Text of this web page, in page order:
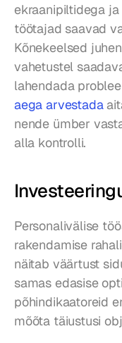
ekraanipiltidega
töötajad saavad
Kõnekeelsed
vahetustel
lahendada
aega arvestada
nende ümber
alla kontrolli.
Personalivälise
rakendamise
näitab väärtust
samas edasise
põhindikaatoreid
mõõta täiustusi